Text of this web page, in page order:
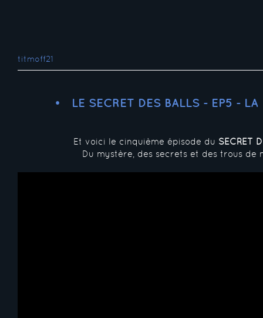
titmoff21
LE SECRET DES BALLS - EP5 - LA
Et voici le cinquième épisode du SECRET
Du mystère, des secrets et des trous de